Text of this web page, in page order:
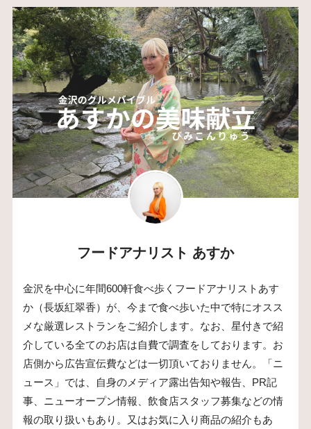
フードアナリスト あすか
金沢を中心に年間600軒食べ歩くフードアナリストあす
か（長坂紅翠香）が、今まで食べ歩いた中で特にオスス
メな厳選レストランをご紹介します。なお、星付きで紹
介している全てのお店は自費で調査をしております。お
店側から広告宣伝費などは一切頂いておりません。「ニ
ュース」では、自身のメディア露出告知や報告、PR記
事、ニューオープン情報、飲食店スタッフ募集などの情
報の取り扱いもあり。又はお気に入り商品の紹介もあ